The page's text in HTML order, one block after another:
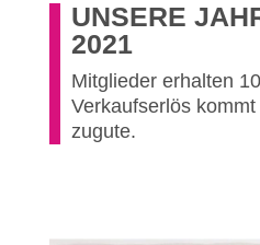
UNSERE
2021
Mitglieder erhalten
Verkaufserlös
zugute.